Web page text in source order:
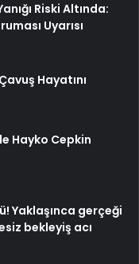
Riski Altında:
Uyarısı
Hayatını
Hayko Cepkin
Yaklaşınca gerçeği
bekleyiş acı